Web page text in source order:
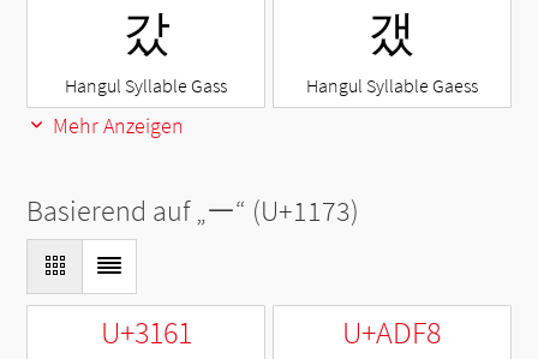
갔
Hangul Syllable Gass
갰
Hangul Syllable Gaess
Mehr Anzeigen
Basierend auf „ᅳ“ (U+1173)
U+3161 U+ADF8